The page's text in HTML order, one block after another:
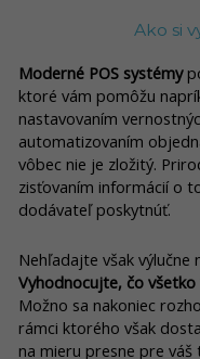
Ako si
Moderné POS systémy
ktoré vám pomôžu
nastavovaním
automatizovaním
vôbec nie je zložitý.
zisťovaním informácií o
dodávateľ poskytnúť.
Nehľadajte však výlučne
Vyhodnocujte, čo všetko
Možno sa nakoniec
rámci ktorého však
na mieru presne pre váš